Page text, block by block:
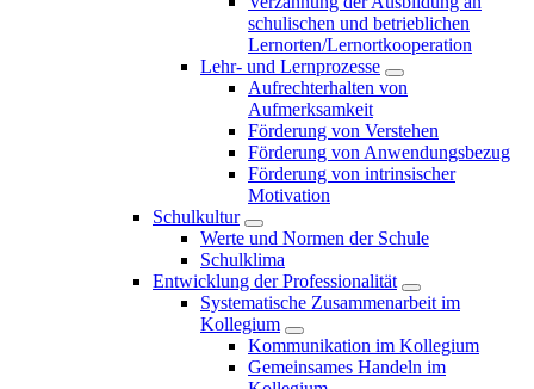
schulischen und betrieblichen
Lernorten/Lernortkooperation
Lehr- und Lernprozesse
Aufrechterhalten von
Aufmerksamkeit
Förderung von Verstehen
Förderung von Anwendungsbezug
Förderung von intrinsischer
Motivation
Schulkultur
Werte und Normen der Schule
Schulklima
Entwicklung der Professionalität
Systematische Zusammenarbeit im
Kollegium
Kommunikation im Kollegium
Gemeinsames Handeln im